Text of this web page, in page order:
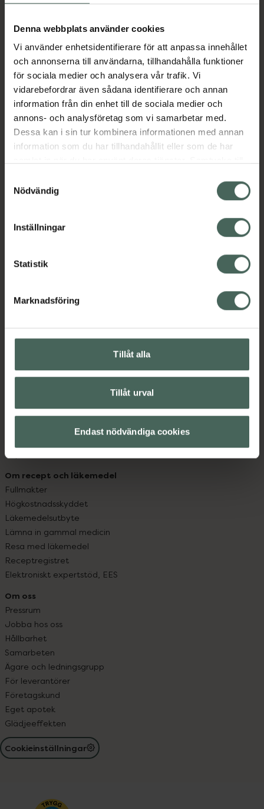
Denna webbplats använder cookies
Vi använder enhetsidentifierare för att anpassa innehållet
och annonserna till användarna, tillhandahålla funktioner
för sociala medier och analysera vår trafik. Vi
vidarebefordrar även sådana identifierare och annan
information från din enhet till de sociala medier och
annons- och analysföretag som vi samarbetar med.
Dessa kan i sin tur kombinera informationen med annan
information som du har tillhandahållit eller som de har
återkalla ditt samtycke via webbplatsens
cookieinställningar. Ett återkallat samtycke påverkar inte
lagligheten av behandling som skett innan återkallelsen.
Nödvändig
Inställningar
Statistik
Marknadsföring
Tillåt alla
Tillåt urval
Endast nödvändiga cookies
Beskrivning
Jämförpris 16,88 kr/ st
Kategorier:
Kronans Apotek finns här för dig. Du hittar oss från Skåne i
datorn. Oavsett vem du är så är det vårt uppdrag att
med oss.
Kundservice
Kontakta oss
Hitta apotek
Leverans, betalning och retur
Kundklubb
Köpvillkor
Om recept och läkemedel
Fullmakter
Högkostnadsskyddet
Läkemedelsutbyte
Lämna in gammal medicin
Resa med läkemedel
Receptregistret
Elektroniskt expertstöd, EES
Om oss
Pressrum
Jobba hos oss
Hållbarhet
Samarbeten
Ägare och ledningsgrupp
För leverantörer
Företagskund
Eget apotek
Glädjeeffekten
Cookieinställningar